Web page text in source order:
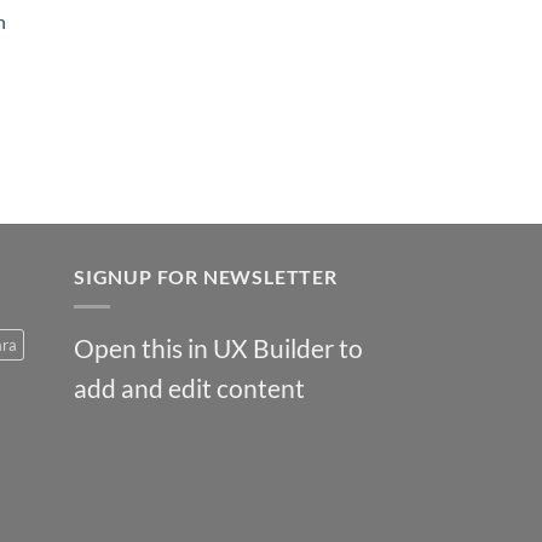
SIGNUP FOR NEWSLETTER
Open this in UX Builder to
add and edit content